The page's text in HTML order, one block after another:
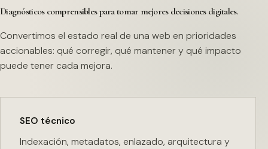
Diagnósticos comprensibles para tomar mejores decisiones digitales.
Convertimos el estado real de una web en prioridades
accionables: qué corregir, qué mantener y qué impacto
puede tener cada mejora.
SEO técnico
Indexación, metadatos, enlazado, arquitectura y